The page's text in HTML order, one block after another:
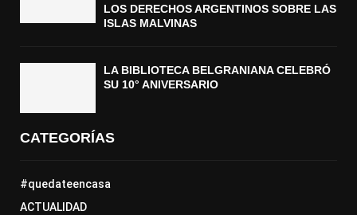
LOS DERECHOS ARGENTINOS SOBRE LAS
ISLAS MALVINAS
LA BIBLIOTECA BELGRANIANA CELEBRÓ
SU 10° ANIVERSARIO
CATEGORÍAS
#quedateencasa
ACTUALIDAD